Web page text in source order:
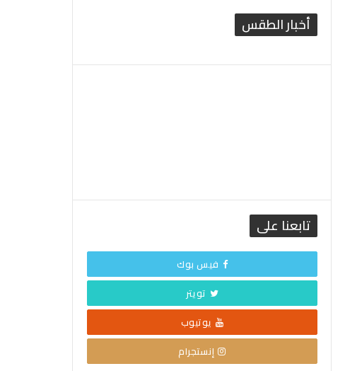
أخبار الطقس
تابعنا على
فيس بوك
تويتر
يوتيوب
إنستجرام